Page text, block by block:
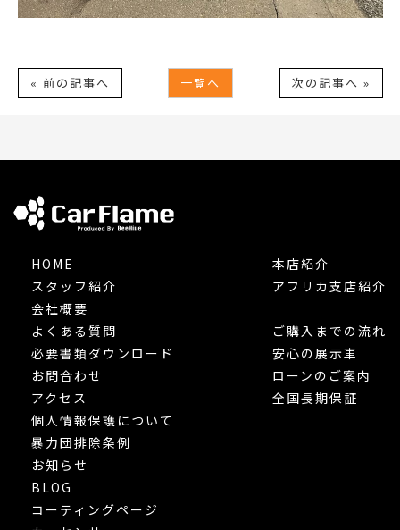
« 前の記事へ 一覧へ 次の記事へ »
HOME
スタッフ紹介
会社概要
本店紹介
アフリカ支店紹介
よくある質問
必要書類ダウンロード
お問合わせ
アクセス
個人情報保護について
暴力団排除条例
お知らせ
BLOG
ご購入までの流れ
安心の展示車
ローンのご案内
全国長期保証
コーティングページ